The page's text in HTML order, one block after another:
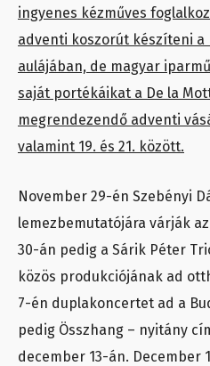
ingyenes kézműves
adventi koszorút készíteni a
aulájában, de magyar
saját portékáikat a De la
megrendezendő adventi
valamint 19. és 21. között.
November 29-én Szebényi
lemezbemutatójára várják
30-án pedig a Sárik Péter
közös produkciójának ad
7-én duplakoncertet ad a
pedig Összhang – nyitány
december 13-án. December